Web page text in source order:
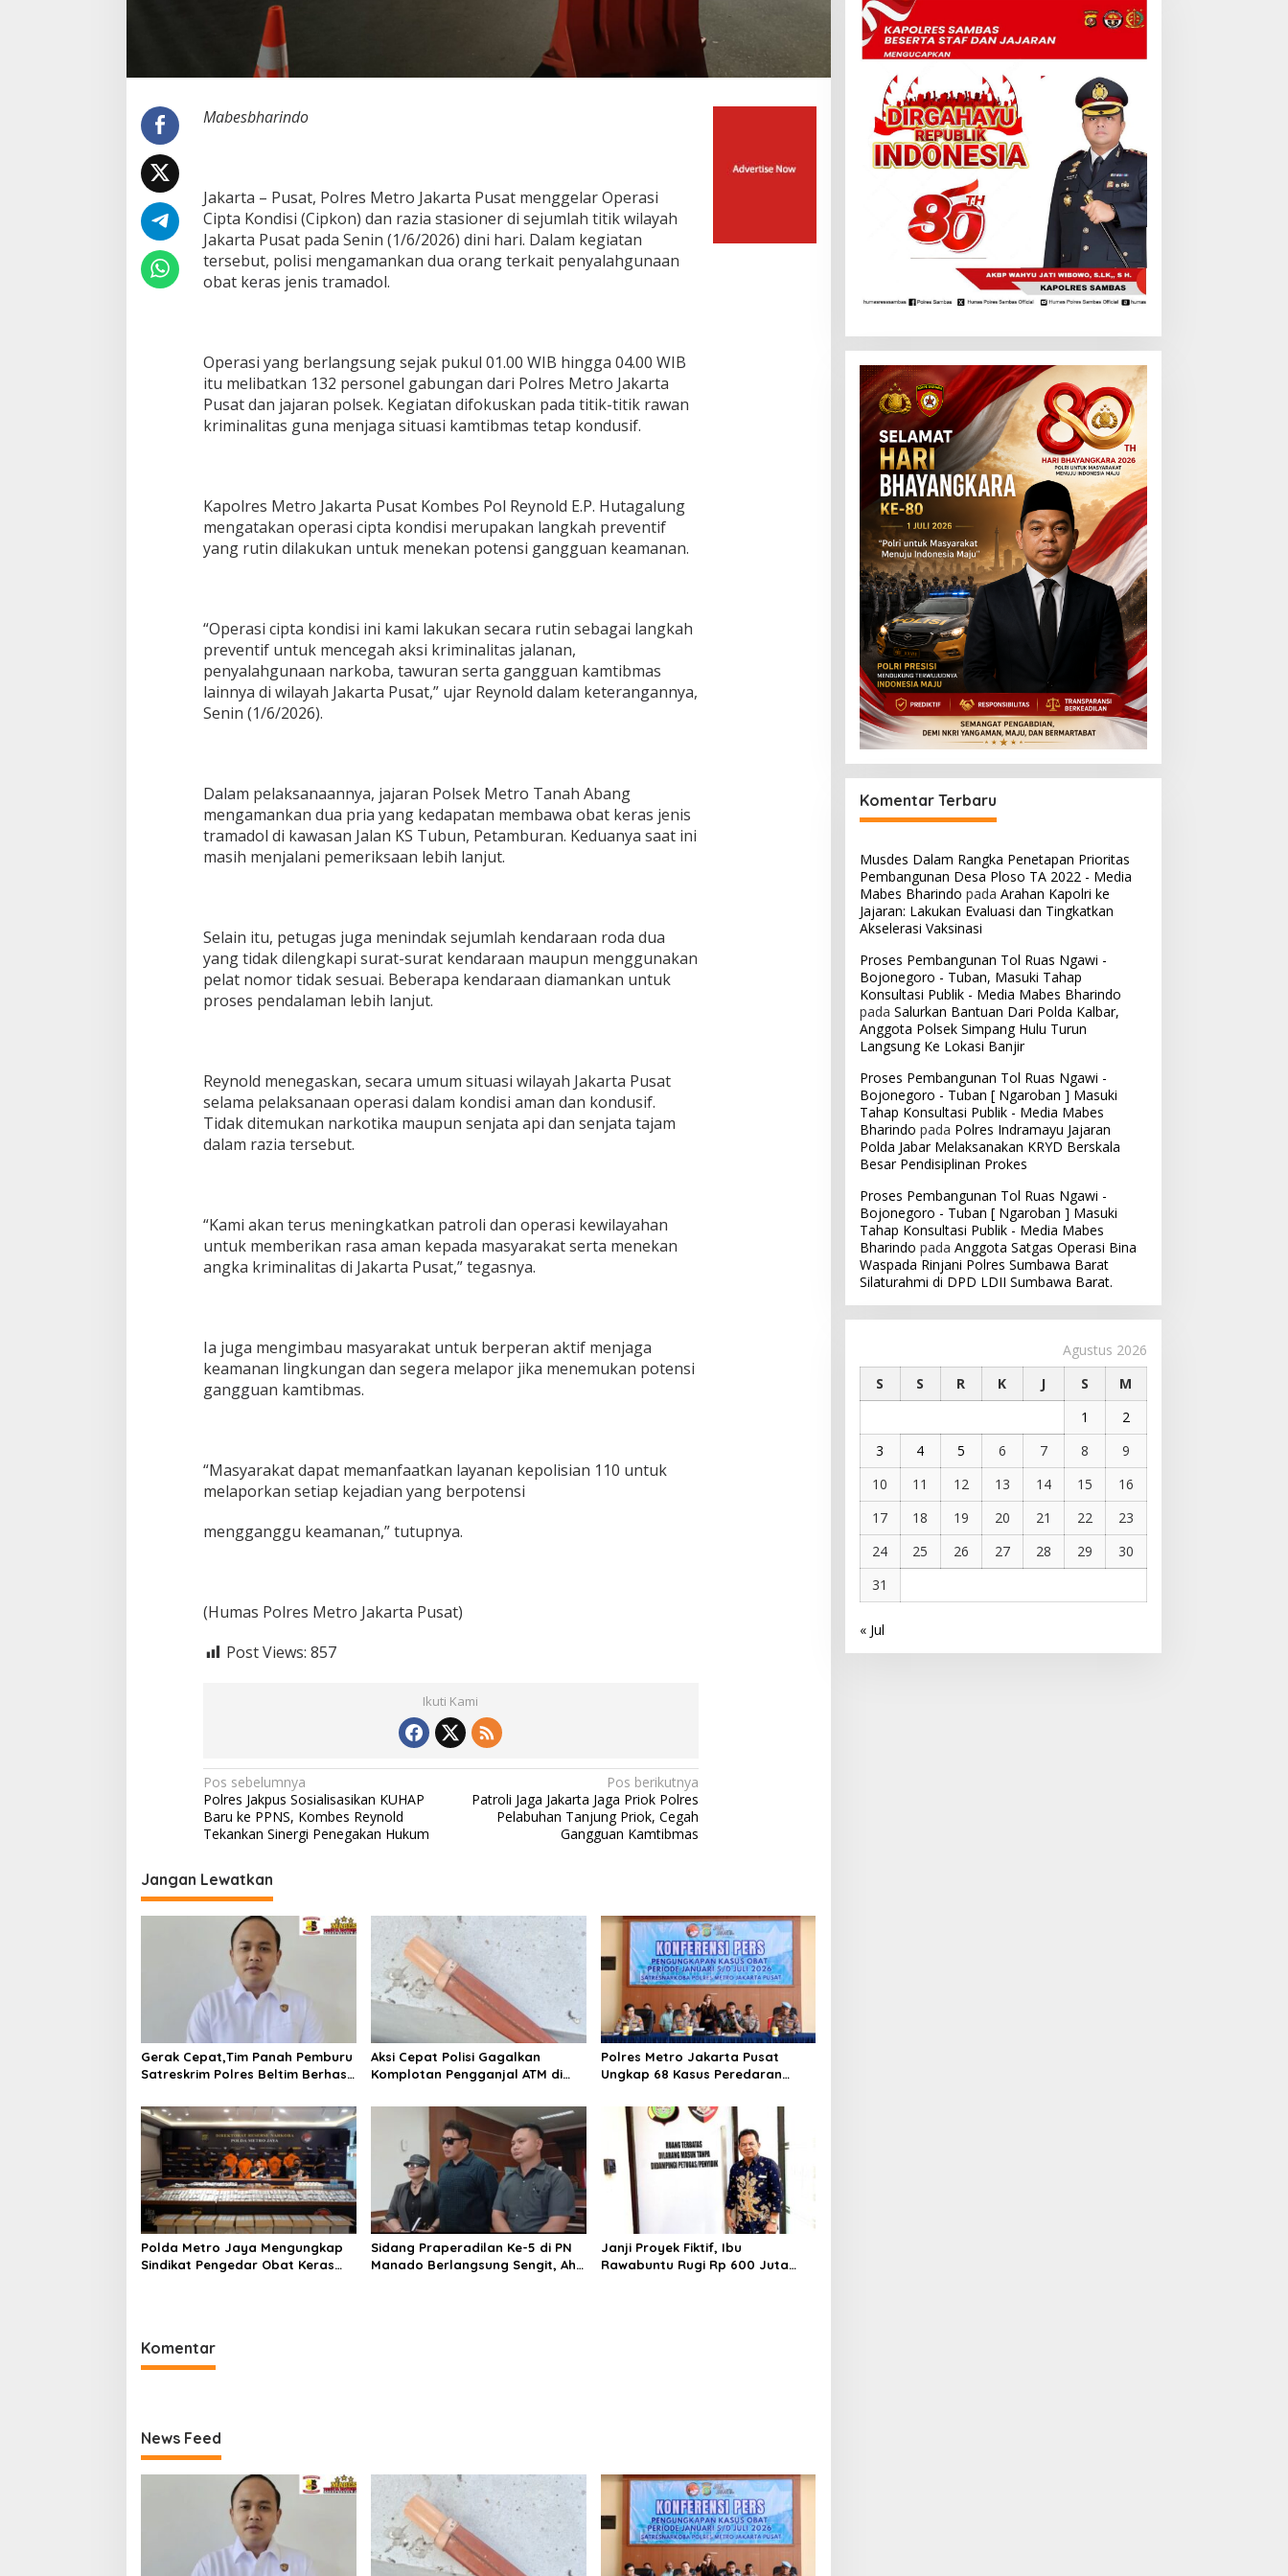
i
T
r
a
m
a
Mabesbharindo
Jakarta – Pusat, Polres Metro Jakarta Pusat menggelar Operasi
Cipta Kondisi (Cipkon) dan razia stasioner di sejumlah titik wilayah
Jakarta Pusat pada Senin (1/6/2026) dini hari. Dalam kegiatan
tersebut, polisi mengamankan dua orang terkait penyalahgunaan
obat keras jenis tramadol.
Operasi yang berlangsung sejak pukul 01.00 WIB hingga 04.00 WIB
itu melibatkan 132 personel gabungan dari Polres Metro Jakarta
Pusat dan jajaran polsek. Kegiatan difokuskan pada titik-titik rawan
kriminalitas guna menjaga situasi kamtibmas tetap kondusif.
Kapolres Metro Jakarta Pusat Kombes Pol Reynold E.P. Hutagalung
mengatakan operasi cipta kondisi merupakan langkah preventif
yang rutin dilakukan untuk menekan potensi gangguan keamanan.
“Operasi cipta kondisi ini kami lakukan secara rutin sebagai langkah
preventif untuk mencegah aksi kriminalitas jalanan,
penyalahgunaan narkoba, tawuran serta gangguan kamtibmas
lainnya di wilayah Jakarta Pusat,” ujar Reynold dalam keterangannya,
Senin (1/6/2026).
Dalam pelaksanaannya, jajaran Polsek Metro Tanah Abang
mengamankan dua pria yang kedapatan membawa obat keras jenis
tramadol di kawasan Jalan KS Tubun, Petamburan. Keduanya saat ini
masih menjalani pemeriksaan lebih lanjut.
Selain itu, petugas juga menindak sejumlah kendaraan roda dua
yang tidak dilengkapi surat-surat kendaraan maupun menggunakan
pelat nomor tidak sesuai. Beberapa kendaraan diamankan untuk
proses pendalaman lebih lanjut.
Reynold menegaskan, secara umum situasi wilayah Jakarta Pusat
selama pelaksanaan operasi dalam kondisi aman dan kondusif.
Tidak ditemukan narkotika maupun senjata api dan senjata tajam
dalam razia tersebut.
“Kami akan terus meningkatkan patroli dan operasi kewilayahan
untuk memberikan rasa aman kepada masyarakat serta menekan
angka kriminalitas di Jakarta Pusat,” tegasnya.
Ia juga mengimbau masyarakat untuk berperan aktif menjaga
keamanan lingkungan dan segera melapor jika menemukan potensi
gangguan kamtibmas.
“Masyarakat dapat memanfaatkan layanan kepolisian 110 untuk
melaporkan setiap kejadian yang berpotensi
mengganggu keamanan,” tutupnya.
(Humas Polres Metro Jakarta Pusat)
Post Views: 857
Ikuti Kami
N
a
v
i
g
a
p
o
s
Pos sebelumnya
Polres Jakpus Sosialisasikan KUHAP
Baru ke PPNS, Kombes Reynold
Tekankan Sinergi Penegakan Hukum
Pos berikutnya
Patroli Jaga Jakarta Jaga Priok Polres
Pelabuhan Tanjung Priok, Cegah
Gangguan Kamtibmas
Jangan Lewatkan
Gerak Cepat,Tim Panah Pemburu
Satreskrim Polres Beltim Berhasil
Aksi Cepat Polisi Gagalkan
Komplotan Pengganjal ATM di
Ditangkap
Polres Metro Jakarta Pusat
Ungkap 68 Kasus Peredaran
Butir Obat Keras Ilegal
Polda Metro Jaya Mengungkap
Sindikat Pengedar Obat Keras
Sidang Praperadilan Ke-5 di PN
Manado Berlangsung Sengit, Ahli
Janji Proyek Fiktif, Ibu
Rawabuntu Rugi Rp 600 Juta
Komentar
News Feed
Komentar Terbaru
Musdes Dalam Rangka Penetapan Prioritas
Pembangunan Desa Ploso TA 2022 - Media
Mabes Bharindo pada Arahan Kapolri ke
Jajaran: Lakukan Evaluasi dan Tingkatkan
Akselerasi Vaksinasi
Proses Pembangunan Tol Ruas Ngawi -
Bojonegoro - Tuban, Masuki Tahap
Konsultasi Publik - Media Mabes Bharindo
pada Salurkan Bantuan Dari Polda Kalbar,
Anggota Polsek Simpang Hulu Turun
Langsung Ke Lokasi Banjir
Proses Pembangunan Tol Ruas Ngawi -
Bojonegoro - Tuban [ Ngaroban ] Masuki
Tahap Konsultasi Publik - Media Mabes
Bharindo pada Polres Indramayu Jajaran
Polda Jabar Melaksanakan KRYD Berskala
Besar Pendisiplinan Prokes
Proses Pembangunan Tol Ruas Ngawi -
Bojonegoro - Tuban [ Ngaroban ] Masuki
Tahap Konsultasi Publik - Media Mabes
Bharindo pada Anggota Satgas Operasi Bina
Waspada Rinjani Polres Sumbawa Barat
Silaturahmi di DPD LDII Sumbawa Barat.
Agustus 2026
S
S R K J S
M
1
2
3
4 5 6 7 8
9
10
11 12 13 14 15
16
17
18 19 20 21 22
23
24
25 26 27 28 29
30
31
« Jul